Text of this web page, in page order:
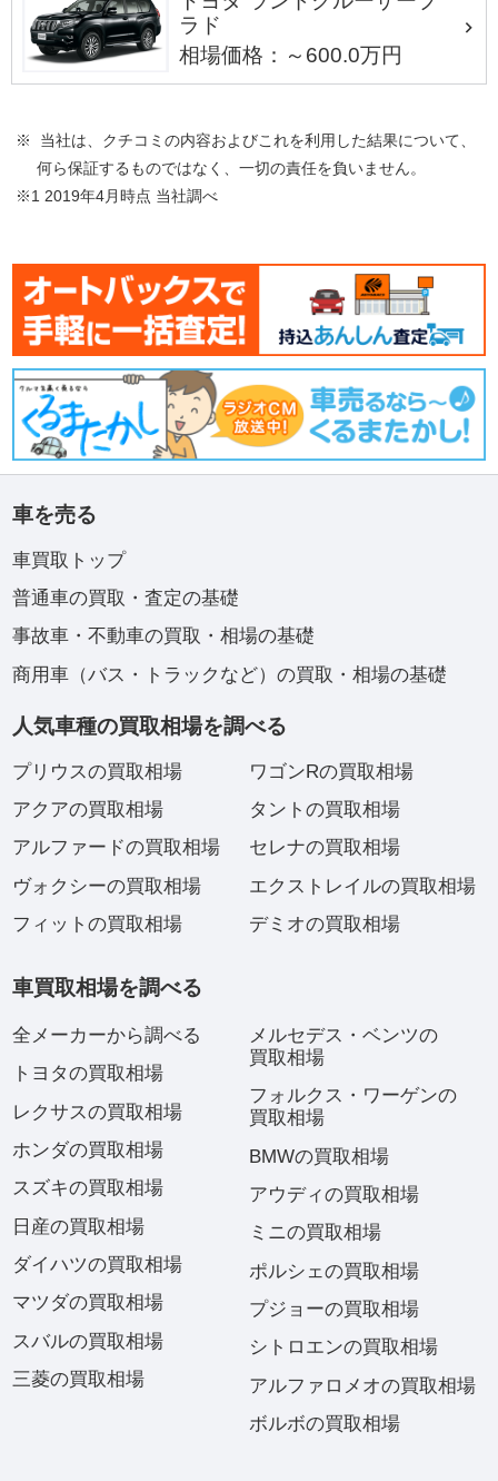
ラド
相場価格：～600.0万円
※ 当社は、クチコミの内容およびこれを利用した結果について、
何ら保証するものではなく、一切の責任を負いません。
※1 2019年4月時点 当社調べ
車を売る
車買取トップ
普通車の買取・査定の基礎
事故車・不動車の買取・相場の基礎
商用車（バス・トラックなど）の買取・相場の基礎
人気車種の買取相場を調べる
プリウスの買取相場
アクアの買取相場
アルファードの買取相場
ヴォクシーの買取相場
フィットの買取相場
ワゴンRの買取相場
タントの買取相場
セレナの買取相場
エクストレイルの買取相場
デミオの買取相場
車買取相場を調べる
全メーカーから調べる
トヨタの買取相場
レクサスの買取相場
ホンダの買取相場
スズキの買取相場
日産の買取相場
ダイハツの買取相場
マツダの買取相場
スバルの買取相場
三菱の買取相場
メルセデス・ベンツの
買取相場
フォルクス・ワーゲンの
買取相場
BMWの買取相場
アウディの買取相場
ミニの買取相場
ポルシェの買取相場
プジョーの買取相場
シトロエンの買取相場
アルファロメオの買取相場
ボルボの買取相場